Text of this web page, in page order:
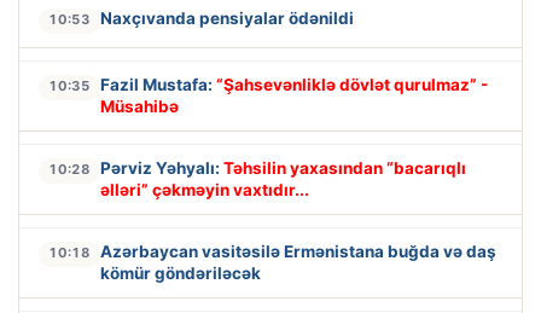
10:53 Naxçıvanda pensiyalar ödənildi
10:35 Fazil Mustafa: “Şahsevənliklə dövlət qurulmaz” -
Müsahibə
10:28 Pərviz Yəhyalı: Təhsilin yaxasından “bacarıqlı
əlləri” çəkməyin vaxtıdır...
10:18
Azərbaycan vasitəsilə Ermənistana buğda və daş
kömür göndəriləcək